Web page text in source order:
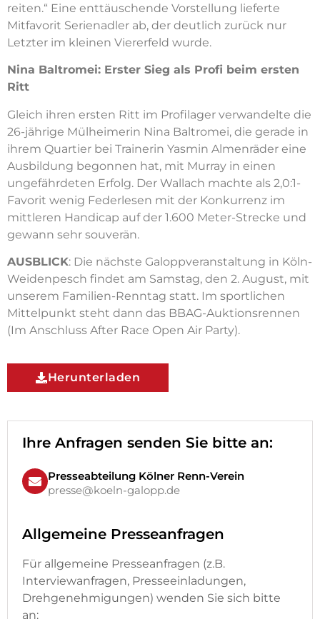
reiten.“ Eine enttäuschende Vorstellung lieferte
Mitfavorit Serienadler ab, der deutlich zurück nur
Letzter im kleinen Viererfeld wurde.
Nina Baltromei: Erster Sieg als Profi beim ersten
Ritt
Gleich ihren ersten Ritt im Profilager verwandelte die
26-jährige Mülheimerin Nina Baltromei, die gerade in
ihrem Quartier bei Trainerin Yasmin Almenräder eine
Ausbildung begonnen hat, mit Murray in einen
ungefährdeten Erfolg. Der Wallach machte als 2,0:1-
Favorit wenig Federlesen mit der Konkurrenz im
mittleren Handicap auf der 1.600 Meter-Strecke und
gewann sehr souverän.
AUSBLICK: Die nächste Galoppveranstaltung in Köln-
Weidenpesch findet am Samstag, den 2. August, mit
unserem Familien-Renntag statt. Im sportlichen
Mittelpunkt steht dann das BBAG-Auktionsrennen
(Im Anschluss After Race Open Air Party).
Herunterladen
Ihre Anfragen senden Sie bitte an:
Presseabteilung Kölner Renn-Verein
presse@koeln-galopp.de
Allgemeine Presseanfragen
Für allgemeine Presseanfragen (z.B.
Interviewanfragen, Presseeinladungen,
Drehgenehmigungen) wenden Sie sich bitte
an: